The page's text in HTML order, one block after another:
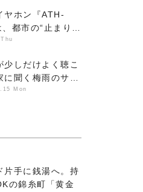
ヤホン『ATH-
都市の“止まり
ンガーソングラ
しだけよく聴こ
に聞く梅雨のサウ
Mon
片手に銭湯へ。持
の錦糸町「黄金